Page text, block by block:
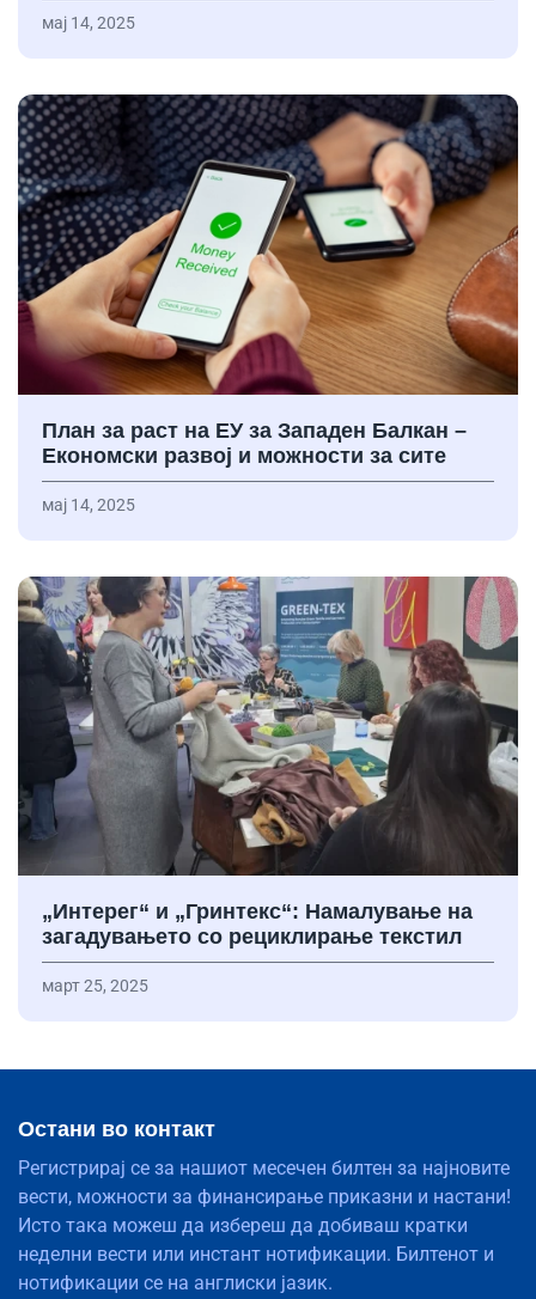
мај 14, 2025
План за раст на ЕУ за Западен Балкан –
Економски развој и можности за сите
мај 14, 2025
„Интерег“ и „Гринтекс“: Намалување на
загадувањето со рециклирање текстил
март 25, 2025
Остани во контакт
Регистрирај се за нашиот месечен билтен за најновите
вести, можности за финансирање приказни и настани!
Исто така можеш да избереш да добиваш кратки
неделни вести или инстант нотификации. Билтенот и
нотификации се на англиски јазик.